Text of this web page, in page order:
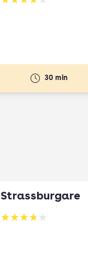
Betyg: 3.87 av 5
30 min
Strassburgare
Betyg: 3.78 av 5